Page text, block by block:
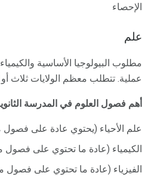
الإحصاء
علم
مطلوب البيولوجيا الأساسية
عملية. تتطلب معظم الولايات ثلاث
أهم فصول العلوم في المدرسة
علم الأحياء (يحتوي عادة على فصول
الكيمياء (عادة ما تحتوي على فصول
الفيزياء (عادة ما تحتوي على فصول